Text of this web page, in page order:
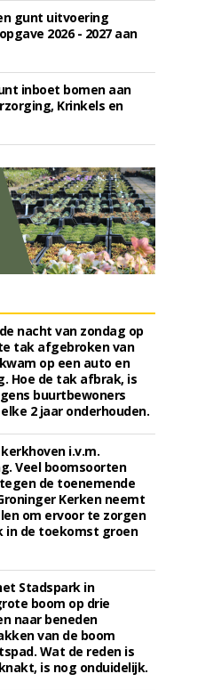
gunt uitvoering
2026 - 2027 aan
inboet bomen aan
Krinkels en
nacht van zondag op
tak afgebroken van
op een auto en
Hoe de tak afbrak, is
buurtbewoners
2 jaar onderhouden.
i.v.m.
Veel boomsoorten
de toenemende
Kerken neemt
om ervoor te zorgen
in de toekomst groen
Stadspark in
boom op drie
naar beneden
van de boom
Wat de reden is
is nog onduidelijk.